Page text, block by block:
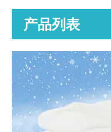
产品列表
空气净化器替换过滤器的